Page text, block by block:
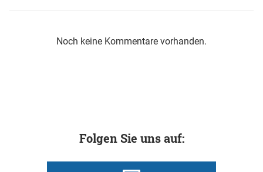
Noch keine Kommentare vorhanden.
Folgen Sie uns auf: